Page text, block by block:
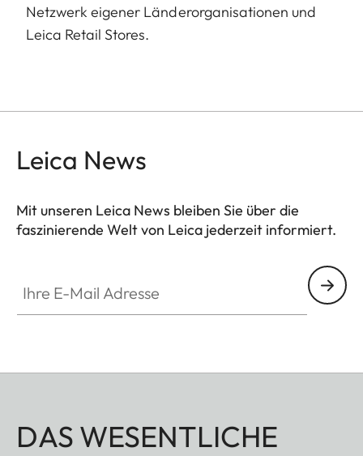
Netzwerk eigener Länderorganisationen und
Leica Retail Stores.
Leica News
Mit unseren Leica News bleiben Sie über die
faszinierende Welt von Leica jederzeit informiert.
DAS WESENTLICHE